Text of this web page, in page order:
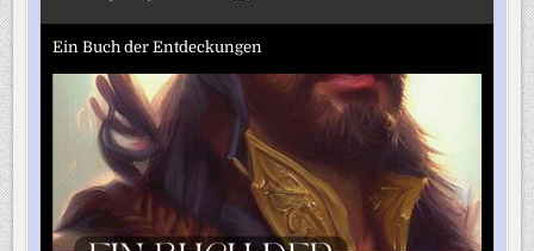
Ein Buch der Entdeckungen